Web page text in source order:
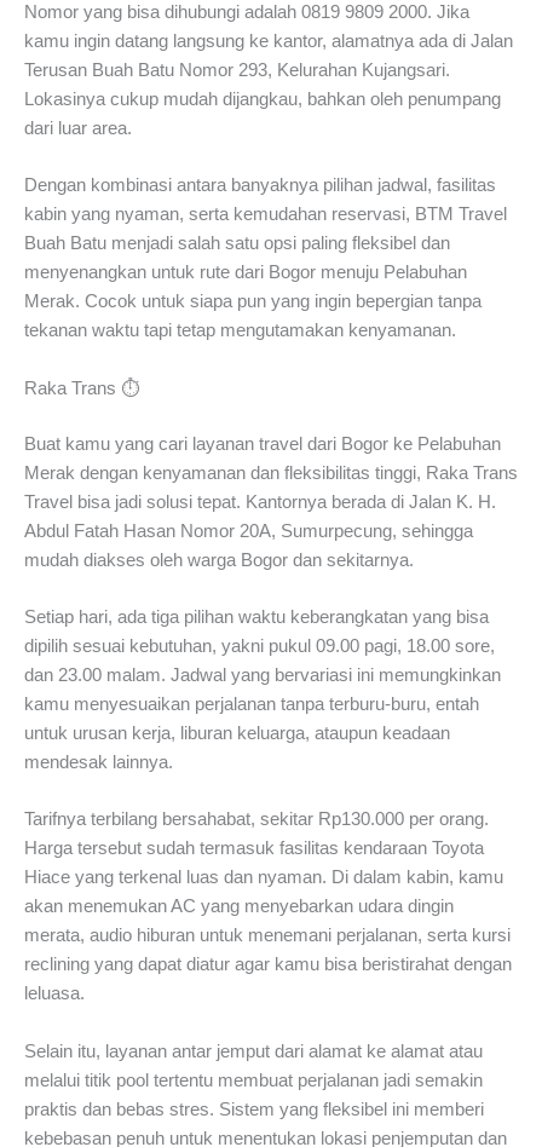
Nomor yang bisa dihubungi adalah 0819 9809 2000. Jika
kamu ingin datang langsung ke kantor, alamatnya ada di Jalan
Terusan Buah Batu Nomor 293, Kelurahan Kujangsari.
Lokasinya cukup mudah dijangkau, bahkan oleh penumpang
dari luar area.
Dengan kombinasi antara banyaknya pilihan jadwal, fasilitas
kabin yang nyaman, serta kemudahan reservasi, BTM Travel
Buah Batu menjadi salah satu opsi paling fleksibel dan
menyenangkan untuk rute dari Bogor menuju Pelabuhan
Merak. Cocok untuk siapa pun yang ingin bepergian tanpa
tekanan waktu tapi tetap mengutamakan kenyamanan.
Raka Trans ⏱️
Buat kamu yang cari layanan travel dari Bogor ke Pelabuhan
Merak dengan kenyamanan dan fleksibilitas tinggi, Raka Trans
Travel bisa jadi solusi tepat. Kantornya berada di Jalan K. H.
Abdul Fatah Hasan Nomor 20A, Sumurpecung, sehingga
mudah diakses oleh warga Bogor dan sekitarnya.
Setiap hari, ada tiga pilihan waktu keberangkatan yang bisa
dipilih sesuai kebutuhan, yakni pukul 09.00 pagi, 18.00 sore,
dan 23.00 malam. Jadwal yang bervariasi ini memungkinkan
kamu menyesuaikan perjalanan tanpa terburu-buru, entah
untuk urusan kerja, liburan keluarga, ataupun keadaan
mendesak lainnya.
Tarifnya terbilang bersahabat, sekitar Rp130.000 per orang.
Harga tersebut sudah termasuk fasilitas kendaraan Toyota
Hiace yang terkenal luas dan nyaman. Di dalam kabin, kamu
akan menemukan AC yang menyebarkan udara dingin
merata, audio hiburan untuk menemani perjalanan, serta kursi
reclining yang dapat diatur agar kamu bisa beristirahat dengan
leluasa.
Selain itu, layanan antar jemput dari alamat ke alamat atau
melalui titik pool tertentu membuat perjalanan jadi semakin
praktis dan bebas stres. Sistem yang fleksibel ini memberi
kebebasan penuh untuk menentukan lokasi penjemputan dan